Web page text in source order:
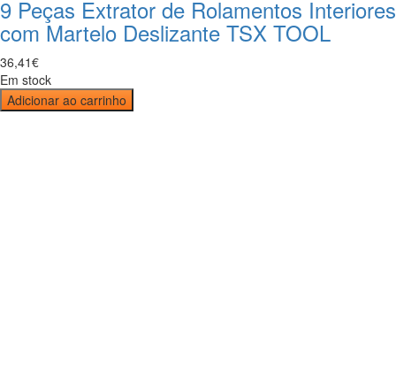
9 Peças Extrator de Rolamentos Interiores
com Martelo Deslizante TSX TOOL
36,41€
Em stock
Adicionar ao carrinho